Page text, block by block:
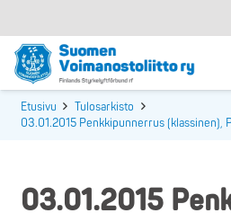
Etusivu
Tulosarkisto
03.01.2015 Penkkipunnerrus (klassinen),
03.01.2015